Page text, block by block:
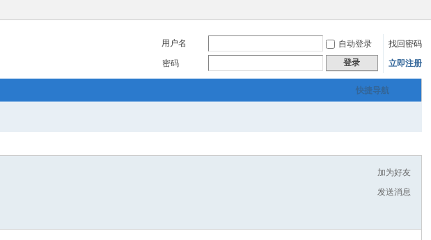
用户名 自动登录
找回密码
密码
登录 立即注册
快捷导航
加为好友
发送消息